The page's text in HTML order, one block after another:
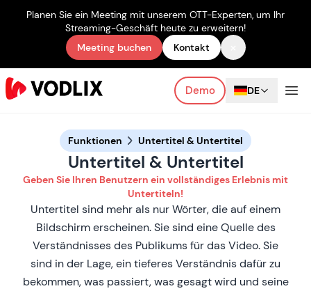
Planen Sie ein Meeting mit unserem OTT-Experten, um Ihr
Streaming-Geschäft heute zu erweitern!
Meeting buchen
Kontakt
Demo DE
Funktionen Untertitel & Untertitel
Untertitel & Untertitel
Geben Sie Ihren Benutzern ein vollständiges Erlebnis mit
Untertiteln!
Untertitel sind mehr als nur Wörter, die auf einem
Bildschirm erscheinen. Sie sind eine Quelle des
Verständnisses des Publikums für das Video. Sie
sind in der Lage, ein tieferes Verständnis dafür zu
bekommen, was passiert, was gesagt wird und seine